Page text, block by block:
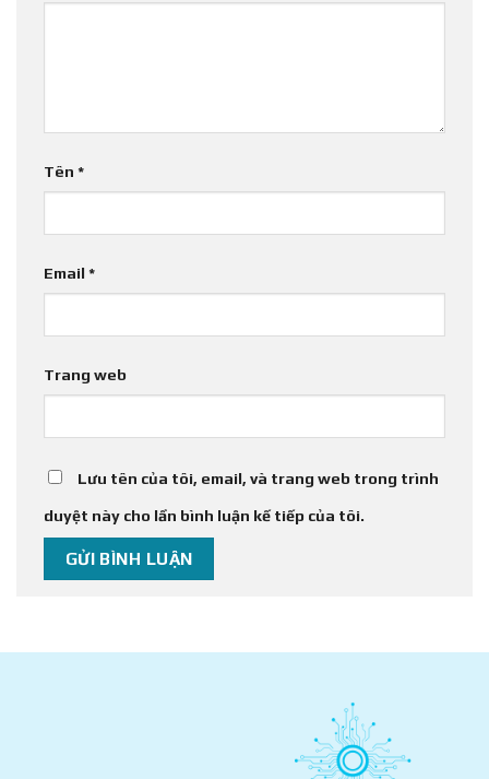
Tên *
Email *
Trang web
Lưu tên của tôi, email, và trang web trong trình
duyệt này cho lần bình luận kế tiếp của tôi.